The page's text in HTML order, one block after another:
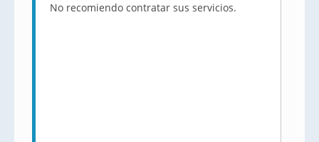
No recomiendo contratar sus servicios.